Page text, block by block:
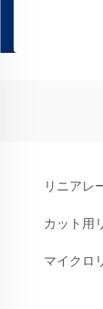
リニアレ
カット用
マイクロ